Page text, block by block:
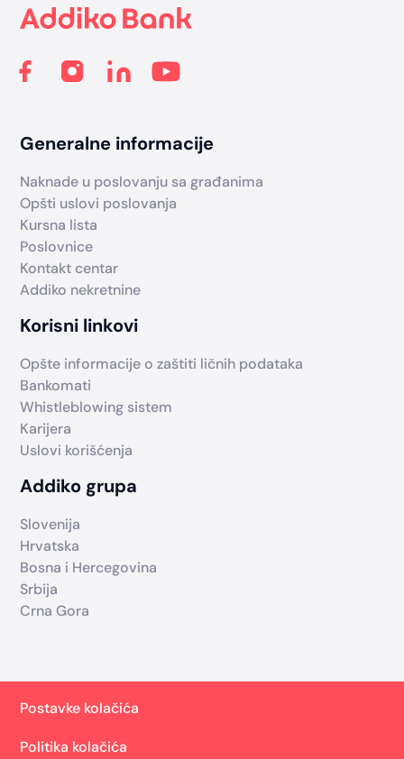
Generalne informacije
Naknade u poslovanju sa građanima
Opšti uslovi poslovanja
Kursna lista
Poslovnice
Kontakt centar
Addiko nekretnine
Korisni linkovi
Opšte informacije o zaštiti ličnih podataka
Bankomati
Whistleblowing sistem
Karijera
Uslovi korišćenja
Addiko grupa
Slovenija
Hrvatska
Bosna i Hercegovina
Srbija
Crna Gora
Postavke kolačića
Politika kolačića